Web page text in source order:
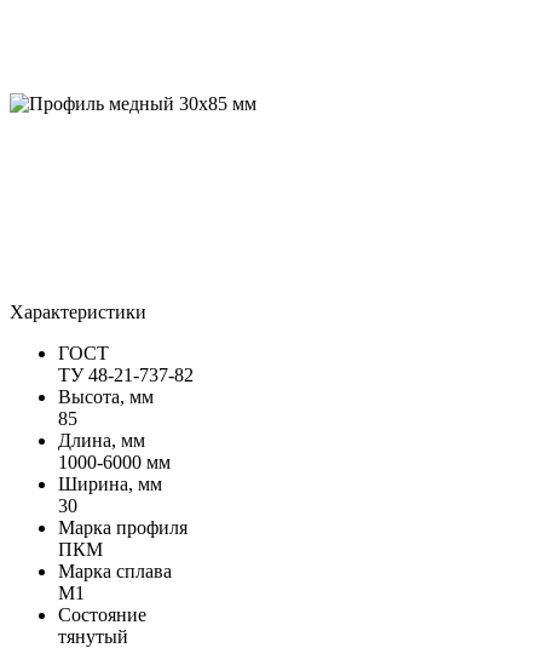
Характеристики
ГОСТ
ТУ 48-21-737-82
Высота, мм
85
Длина, мм
1000-6000 мм
Ширина, мм
30
Марка профиля
ПКМ
Марка сплава
М1
Состояние
тянутый